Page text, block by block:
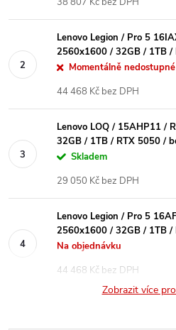
Lenovo Legion / Pro 5
2560x1600 / 32GB / 1TB
Momentálně nedostupné
44 468 Kč bez DPH
Lenovo LOQ / 15AHP11 /
32GB / 1TB / RTX 5050 /
Skladem
29 050 Kč bez DPH
Lenovo Legion / Pro 5
2560x1600 / 32GB / 1TB
Na objednávku
44 468 Kč bez DPH
Zobrazit více